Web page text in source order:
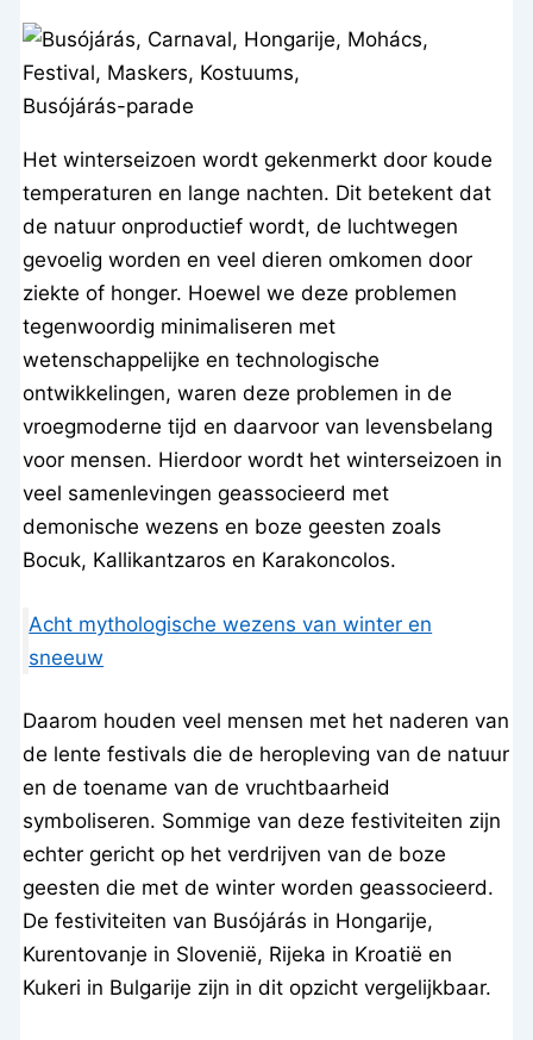
Busójárás-parade
Het winterseizoen wordt gekenmerkt door koude
temperaturen en lange nachten. Dit betekent dat
de natuur onproductief wordt, de luchtwegen
gevoelig worden en veel dieren omkomen door
ziekte of honger. Hoewel we deze problemen
tegenwoordig minimaliseren met
wetenschappelijke en technologische
ontwikkelingen, waren deze problemen in de
vroegmoderne tijd en daarvoor van levensbelang
voor mensen. Hierdoor wordt het winterseizoen in
veel samenlevingen geassocieerd met
demonische wezens en boze geesten zoals
Bocuk, Kallikantzaros en Karakoncolos.
Acht mythologische wezens van winter en
sneeuw
Daarom houden veel mensen met het naderen van
de lente festivals die de heropleving van de natuur
en de toename van de vruchtbaarheid
symboliseren. Sommige van deze festiviteiten zijn
echter gericht op het verdrijven van de boze
geesten die met de winter worden geassocieerd.
De festiviteiten van Busójárás in Hongarije,
Kurentovanje in Slovenië, Rijeka in Kroatië en
Kukeri in Bulgarije zijn in dit opzicht vergelijkbaar.